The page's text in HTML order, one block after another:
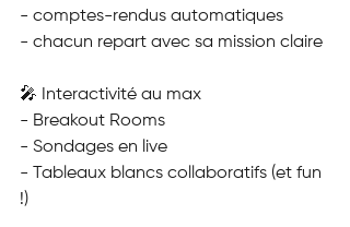
- comptes-rendus automatiques
- chacun repart avec sa mission claire
🎤 Interactivité au max
- Breakout Rooms
- Sondages en live
- Tableaux blancs collaboratifs (et fun
!)